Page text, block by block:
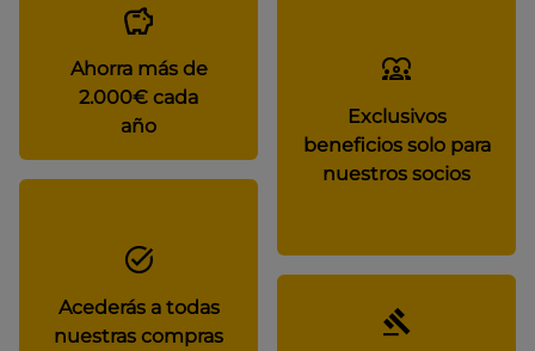
Ahorra más de
2.000€ cada
año
Exclusivos
beneficios solo para
nuestros socios
Acederás a todas
nuestras compras